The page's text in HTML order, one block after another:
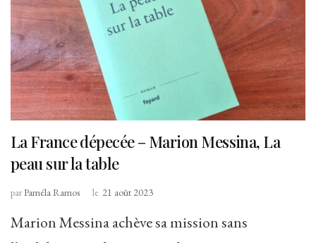
La France dépecée – Marion Messina, La
peau sur la table
parPaméla Ramos le 21 août 2023
Marion Messina achève sa mission sans